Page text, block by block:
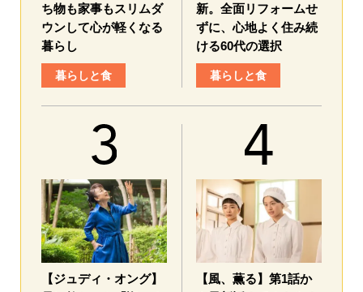
ち物も家事もスリムダ
ウンして心が軽くなる
暮らし
暮らしと食
新。全面リフォームせ
ずに、心地よく住み続
ける60代の選択
暮らしと食
【ジュディ・オング】
【風、薫る】第1話か